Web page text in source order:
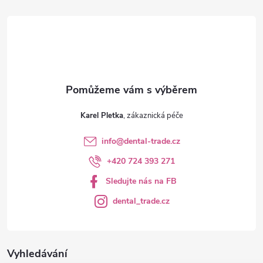
Vyhledávání
Karel Pletka
info@dental-trade.cz
+420 724 393 271
Sledujte nás na FB
dental_trade.cz